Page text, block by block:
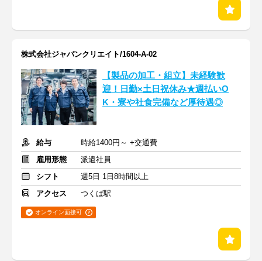
株式会社ジャパンクリエイト/1604-A-02
【製品の加工・組立】未経験歓
迎！日勤×土日祝休み★週払いO
K・寮や社食完備など厚待遇◎
給与
時給1400円～ +交通費
雇用形態
派遣社員
シフト
週5日 1日8時間以上
アクセス
つくば駅
オンライン面接可